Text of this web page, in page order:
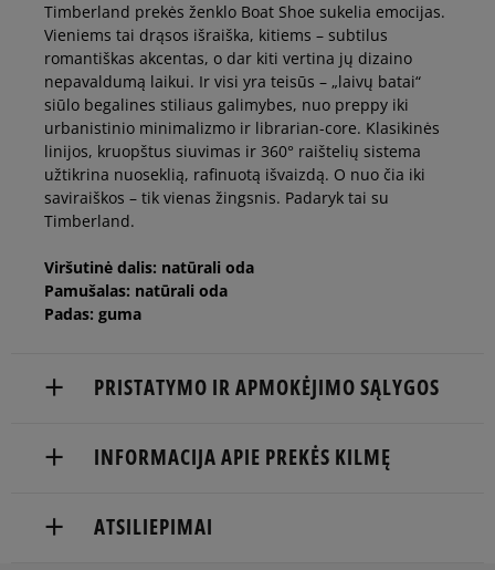
44,5 28,5 cm
45 29 cm
45,5 29,5 cm
46 30 cm
Timberland prekės ženklo Boat Shoe sukelia emocijas.
Vieniems tai drąsos išraiška, kitiems – subtilus
romantiškas akcentas, o dar kiti vertina jų dizaino
nepavaldumą laikui. Ir visi yra teisūs – „laivų batai“
siūlo begalines stiliaus galimybes, nuo preppy iki
urbanistinio minimalizmo ir librarian-core. Klasikinės
linijos, kruopštus siuvimas ir 360° raištelių sistema
užtikrina nuoseklią, rafinuotą išvaizdą. O nuo čia iki
saviraiškos – tik vienas žingsnis. Padaryk tai su
Timberland.
Viršutinė dalis: natūrali oda
Pamušalas: natūrali oda
Padas: guma
PRISTATYMO IR APMOKĖJIMO SĄLYGOS
Pristatymas:
INFORMACIJA APIE PREKĖS KILMĘ
Darwin 8ATSILIEPIMAI